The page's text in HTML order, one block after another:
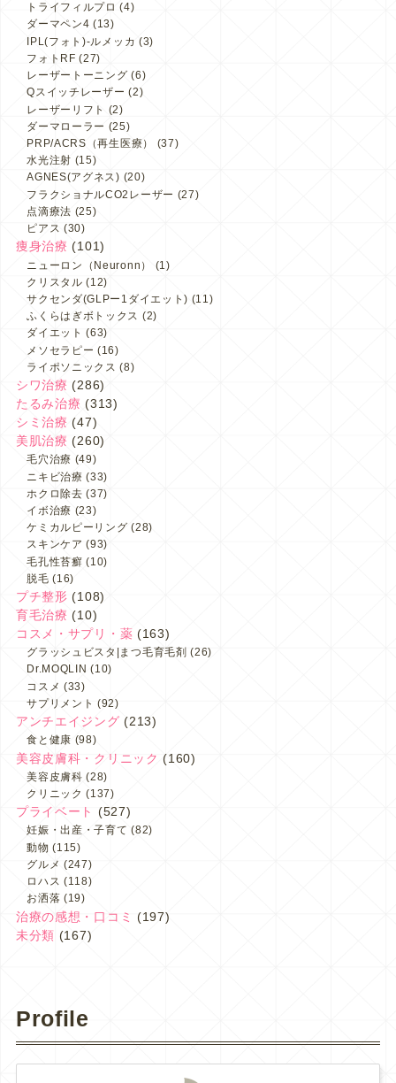
トライフィルプロ (4)
ダーマペン4 (13)
IPL(フォト)-ルメッカ (3)
フォトRF (27)
レーザートーニング (6)
Qスイッチレーザー (2)
レーザーリフト (2)
ダーマローラー (25)
PRP/ACRS（再生医療）
(37)
水光注射 (15)
AGNES(アグネス) (20)
フラクショナルCO2レーザー (27)
点滴療法 (25)
ピアス (30)
痩身治療 (101)
ニューロン（Neuronn）
(1)
クリスタル (12)
サクセンダ(GLPー1ダイエット) (11)
ふくらはぎボトックス (2)
ダイエット (63)
メソセラピー (16)
ライポソニックス (8)
シワ治療 (286)
たるみ治療 (313)
シミ治療 (47)
美肌治療 (260)
毛穴治療 (49)
ニキビ治療 (33)
ホクロ除去 (37)
イボ治療 (23)
ケミカルピーリング (28)
スキンケア (93)
毛孔性苔癬 (10)
脱毛 (16)
プチ整形 (108)
育毛治療 (10)
コスメ・サプリ・薬 (163)
グラッシュビスタ|まつ毛育毛剤 (26)
Dr.MOQLIN (10)
コスメ (33)
サプリメント (92)
アンチエイジング (213)
食と健康 (98)
美容皮膚科・クリニック (160)
美容皮膚科 (28)
クリニック (137)
プライベート (527)
妊娠・出産・子育て (82)
動物 (115)
グルメ (247)
ロハス (118)
お洒落 (19)
治療の感想・口コミ
(197)
未分類 (167)
Profile